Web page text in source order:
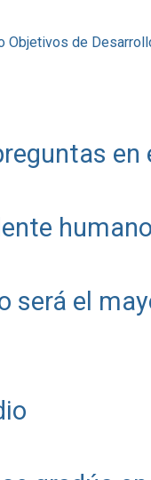
Objetivos de
en
el